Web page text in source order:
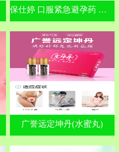
保仕婷 口服紧急避孕药 左炔诺孕酮片
广誉远定坤丹(水蜜丸)